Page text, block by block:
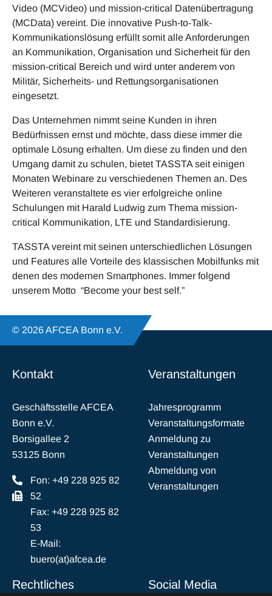
Video (MCVideo) und mission-critical Datenübertragung
(MCData) vereint. Die innovative Push-to-Talk-
Kommunikationslösung erfüllt somit alle Anforderungen
an Kommunikation, Organisation und Sicherheit für den
mission-critical Bereich und wird unter anderem von
Militär, Sicherheits- und Rettungsorganisationen
eingesetzt.
Das Unternehmen nimmt seine Kunden in ihren
Bedürfnissen ernst und möchte, dass diese immer die
optimale Lösung erhalten. Um diese zu finden und den
Umgang damit zu schulen, bietet TASSTA seit einigen
Monaten Webinare zu verschiedenen Themen an. Des
Weiteren veranstaltete es vier erfolgreiche online
Schulungen mit Harald Ludwig zum Thema mission-
critical Kommunikation, LTE und Standardisierung.
TASSTA vereint mit seinen unterschiedlichen Lösungen
und Features alle Vorteile des klassischen Mobilfunks mit
denen des modernen Smartphones. Immer folgend
unserem Motto “Become your best self.”
© 2026 AFCEA Bonn e.V.
Kontakt
Geschäftsstelle AFCEA
Bonn e.V.
Borsigallee 2
53125 Bonn
Fon: +49 228 925 82
52
Fax: +49 228 925 82
53
E-Mail:
buero(at)afcea.de
Veranstaltungen
Jahresprogramm
Veranstaltungsformate
Anmeldung zu
Veranstaltungen
Abmeldung von
Veranstaltungen
Rechtliches Social Media